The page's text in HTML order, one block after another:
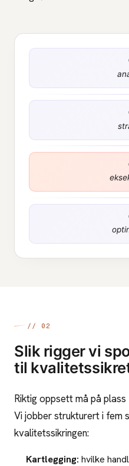
// 02
Slik rigger vi
til
Riktig oppsett må på
Vi jobber strukturert i fem
kvalitetssikringen:
Kartlegging: hvilke